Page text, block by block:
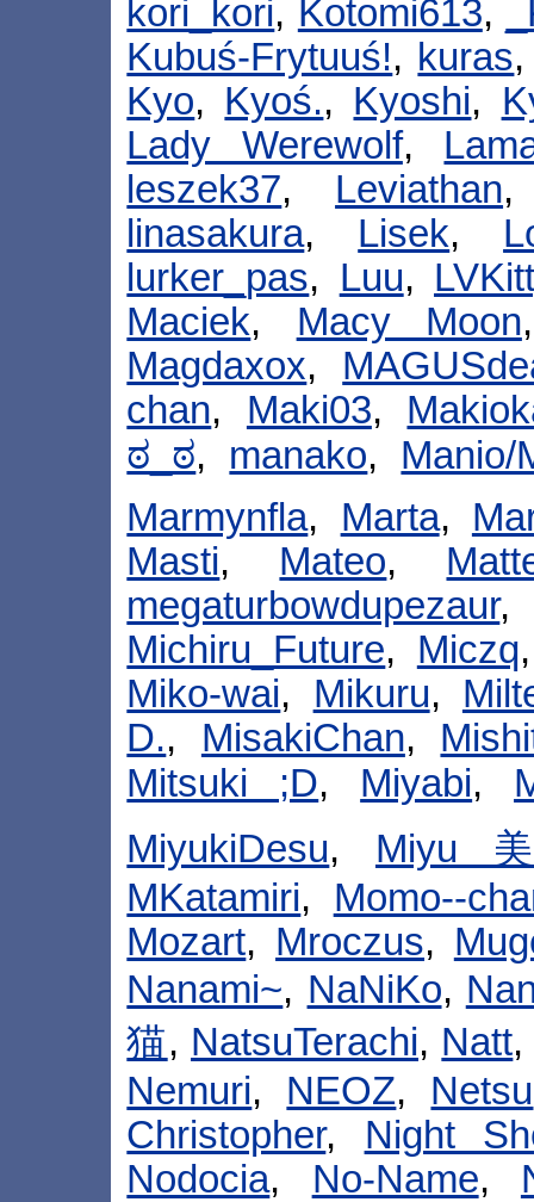
kori_kori, Kotomi613,
Kubuś-Frytuuś!, kuras
Kyo, Kyoś., Kyoshi,
Lady Werewolf,
leszek37, Leviathan
linasakura, Lisek,
lurker_pas, Luu,
Maciek, Macy Moon
Magdaxox,
chan, Maki03,
ಠ_ಠ, manako, Manio/
Marmynfla, Marta,
Masti, Mateo,
megaturbowdupezaur
Michiru_Future, Miczq
Miko-wai, Mikuru,
D., MisakiChan,
Mitsuki ;D, Miyabi,
MiyukiDesu, Miyu
MKatamiri, Momo--
Mozart, Mroczus,
Nanami~, NaNiKo,
猫, NatsuTerachi, Natt
Nemuri, NEOZ, Netsu
Christopher, Night
Nodocia, No-Name,